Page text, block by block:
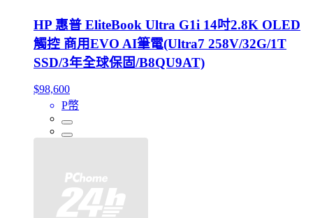
HP 惠普 EliteBook Ultra G1i 14吋2.8K OLED
觸控 商用EVO AI筆電(Ultra7 258V/32G/1T
SSD/3年全球保固/B8QU9AT)
$98,600
P幣